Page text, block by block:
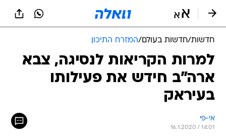
חדשות/חדשות בעולם/המזרח התיכון
למרות הקריאות לנסיגה, צבא
ארה"ב חידש את פעילותו
בעיראק
אי-פי
16.1.2020 / 14:01